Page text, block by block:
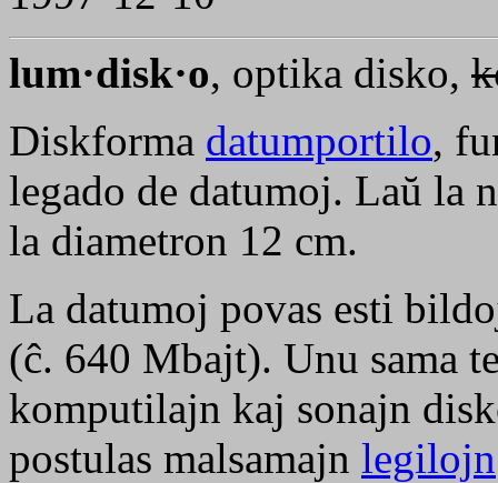
lum·disk·o, optika disko,
Diskforma datumportilo,
legado de datumoj. Laŭ la
la diametron 12 cm.
La datumoj povas esti
(ĉ. 640 Mbajt). Unu sama
komputilajn kaj sonajn
postulas malsamajn legilojn